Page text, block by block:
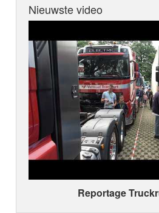
Nieuwste video
Reportage